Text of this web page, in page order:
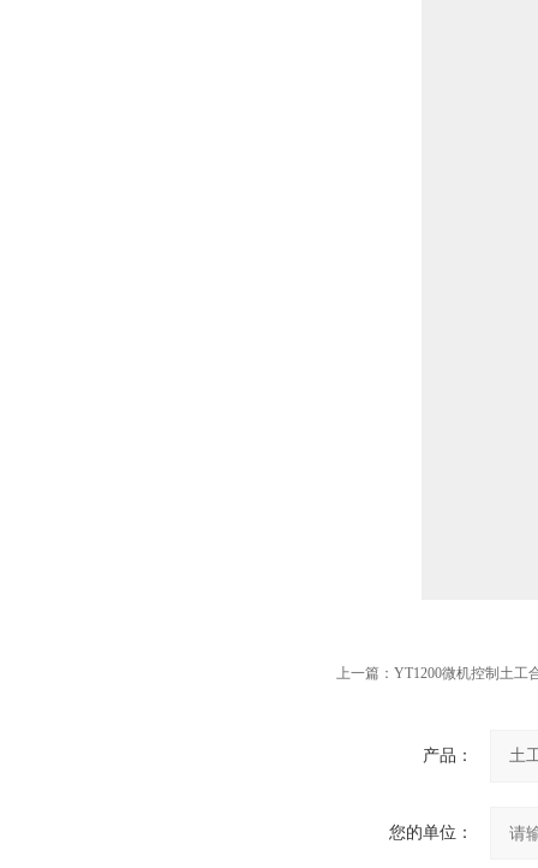
上一篇： YT1200微机控制土工
产品：
您的单位：